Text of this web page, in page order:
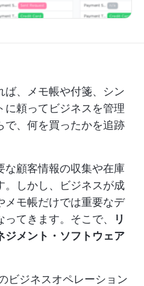
ば、メモ帳や付箋、シン
に頼ってビジネスを管理
で、何を買ったかを追跡
な顧客情報の収集や在庫
。しかし、ビジネスが成
メモ帳だけでは重要なデ
てきます。そこで、
リ
ジメント・ソフトウェア
ビジネスオペレーション